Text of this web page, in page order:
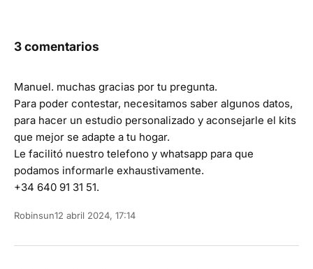
3 comentarios
Manuel. muchas gracias por tu pregunta.
Para poder contestar, necesitamos saber algunos datos,
para hacer un estudio personalizado y aconsejarle el kits
que mejor se adapte a tu hogar.
Le facilitó nuestro telefono y whatsapp para que
podamos informarle exhaustivamente.
+34 640 91 31 51.
Robinsun12 abril 2024, 17:14